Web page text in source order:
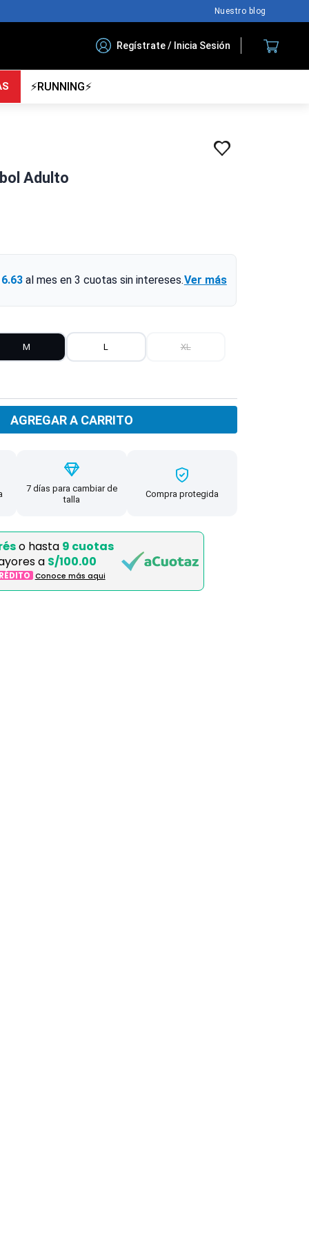
Nuestro blog
Regístrate / Inicia Sesión
⚡RUNNING⚡
Adulto
al mes en 3 cuotas sin intereses.Ver más
M L XL
AGREGAR A CARRITO
7 días para cambiar de
talla
Compra protegida
o hasta 9 cuotas
a S/100.00
Conoce más aqui